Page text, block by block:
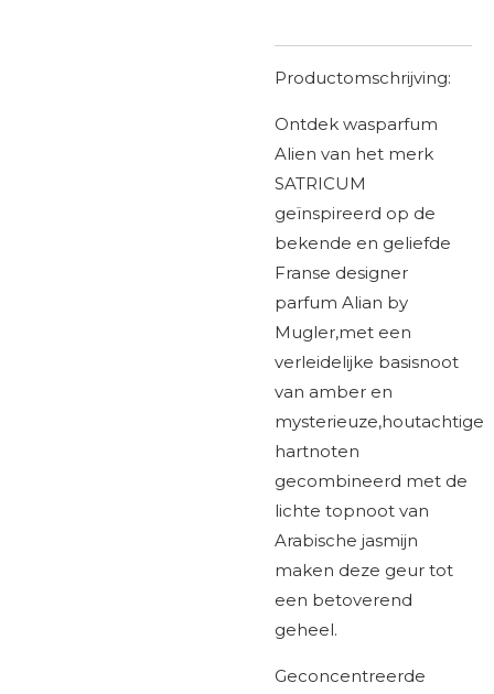
Productomschrijving:
Ontdek wasparfum
Alien van het merk
SATRICUM
geïnspireerd op de
bekende en geliefde
Franse designer
parfum Alian by
Mugler,met een
verleidelijke basisnoot
van amber en
mysterieuze,houtachtige
hartnoten
gecombineerd met de
lichte topnoot van
Arabische jasmijn
maken deze geur tot
een betoverend
geheel.
Geconcentreerde